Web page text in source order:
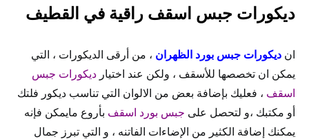
ديكورات جبس اسقف راقية في القطيف
ان ديكورات جبس بورد الظهران ، من أرقى الديكورات ، التي
يمكن ان تخصصها للأسقف ، ولكن عند اختيار ديكورات جبس
اسقف ، فعليك بإضافة بعض من الالوان التي تناسب ديكور فلتك
أو مكتبك ،و لتحصل على جبس بورد اسقف بأروع مايمكن فإنه
يمكنك إضافة الكثير من الإضاءات الفاتنه ، و التي تبرز جمال